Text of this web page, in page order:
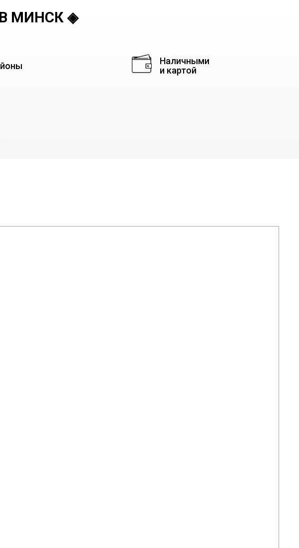
МИНСК ◈
Наличными
и картой